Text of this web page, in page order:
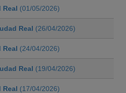
Real (01/05/2026)
Real (26/04/2026)
Real (24/04/2026)
Real (19/04/2026)
Real (17/04/2026)